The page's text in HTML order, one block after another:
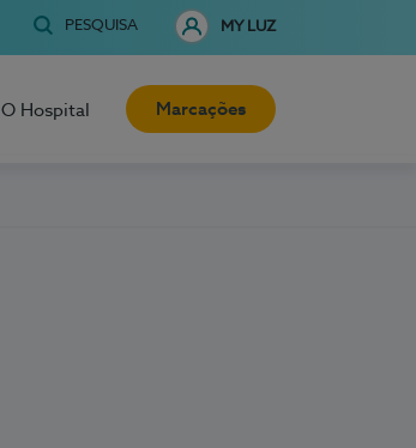
PESQUISA MY LUZ
O Hospital Marcações